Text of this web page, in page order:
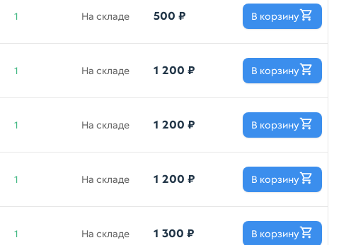
1 На складе 500 ₽ В корзину
1 На складе 1 200 ₽ В корзину
1 На складе 1 200 ₽ В корзину
1 На складе 1 200 ₽ В корзину
1 На складе 1 300 ₽ В корзину